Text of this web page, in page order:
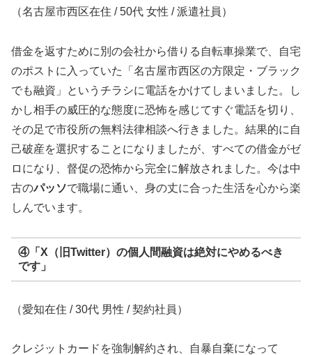
（名古屋市西区在住 / 50代 女性 / 派遣社員）
借金を返すために別の会社から借りる自転車操業で、自宅
のポストに入っていた「名古屋市西区の方限定・ブラック
でも融資」というチラシに電話をかけてしまいました。し
かし相手の威圧的な態度に恐怖を感じてすぐ電話を切り、
その足で市役所の無料法律相談へ行きました。結果的に自
己破産を選択することになりましたが、すべての借金がゼ
ロになり、督促の恐怖から完全に解放されました。今は中
古のパッソで職場に通い、身の丈に合った生活を心から楽
しんでいます。
④「X（旧Twitter）の個人間融資は絶対にやめるべき
です」
（愛知在住 / 30代 男性 / 契約社員）
クレジットカードを強制解約され、自暴自棄になって